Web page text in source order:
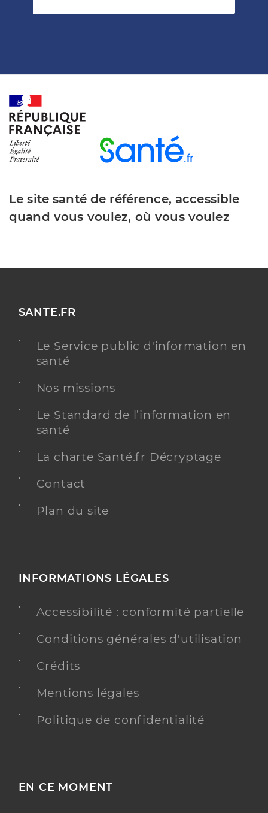
Le site santé de référence, accessible
quand vous voulez, où vous voulez
SANTE.FR
Le Service public d'information en
santé
Nos missions
Le Standard de l’information en
santé
La charte Santé.fr Décryptage
Contact
Plan du site
INFORMATIONS LÉGALES
Accessibilité : conformité partielle
Conditions générales d'utilisation
Crédits
Mentions légales
Politique de confidentialité
EN CE MOMENT